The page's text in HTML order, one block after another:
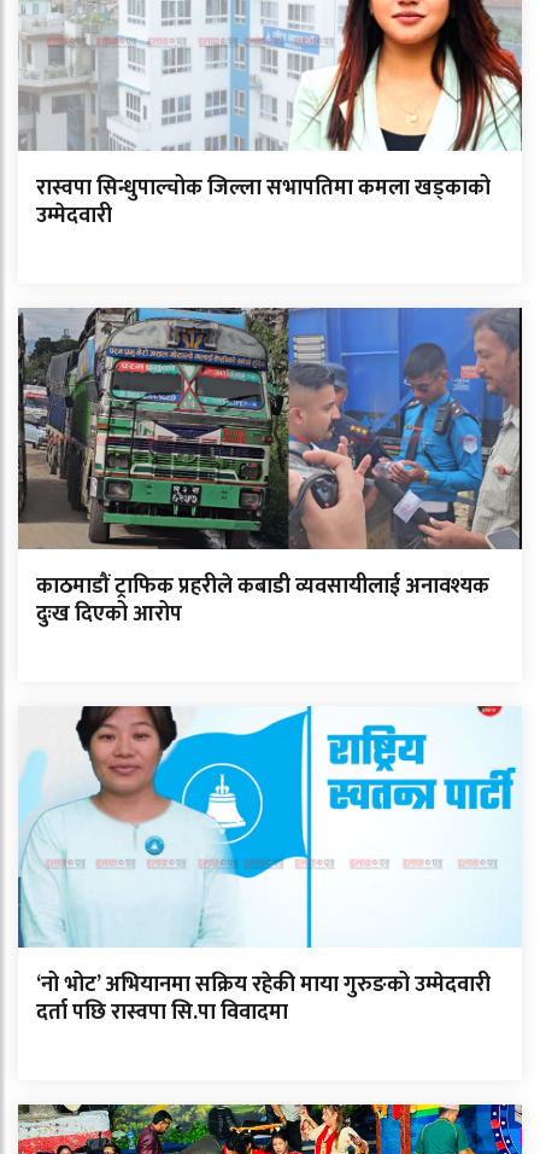
रास्वपा सिन्धुपाल्चोक जिल्ला सभापतिमा कमला खड्काको
उम्मेदवारी
काठमाडौं ट्राफिक प्रहरीले कबाडी व्यवसायीलाई अनावश्यक
दुःख दिएको आरोप
‘नो भोट’ अभियानमा सक्रिय रहेकी माया गुरुङको उम्मेदवारी
दर्ता पछि रास्वपा सि.पा विवादमा